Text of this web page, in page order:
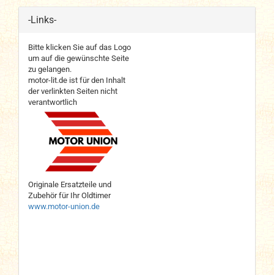
-Links-
Bitte klicken Sie auf das Logo
um auf die gewünschte Seite
zu gelangen.
motor-lit.de ist für den Inhalt
der verlinkten Seiten nicht
verantwortlich
Originale Ersatzteile und
Zubehör für Ihr Oldtimer
www.motor-union.de